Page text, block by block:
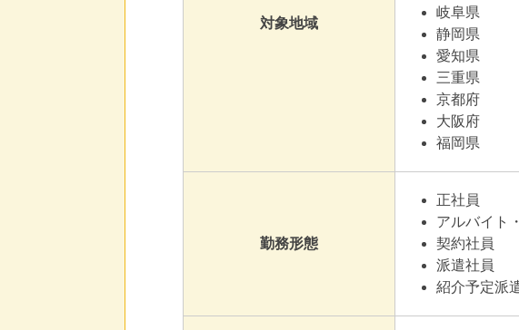
対象地域
岐阜県
静岡県
愛知県
三重県
京都府
大阪府
福岡県
勤務形態
正社員
アルバイト
契約社員
派遣社員
紹介予定派